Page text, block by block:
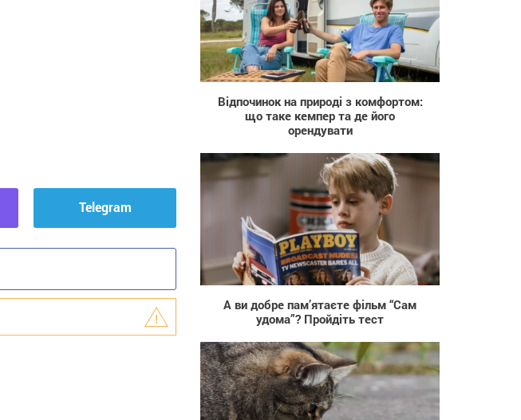
Telegram
22
Відпочинок на природі з комфортом:
що таке кемпер та де його
орендувати
3 966
А ви добре пам’ятаєте фільм “Сам
удома”? Пройдіть тест